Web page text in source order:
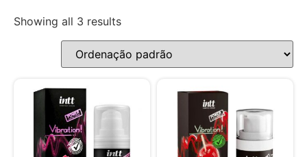
Showing all 3 results